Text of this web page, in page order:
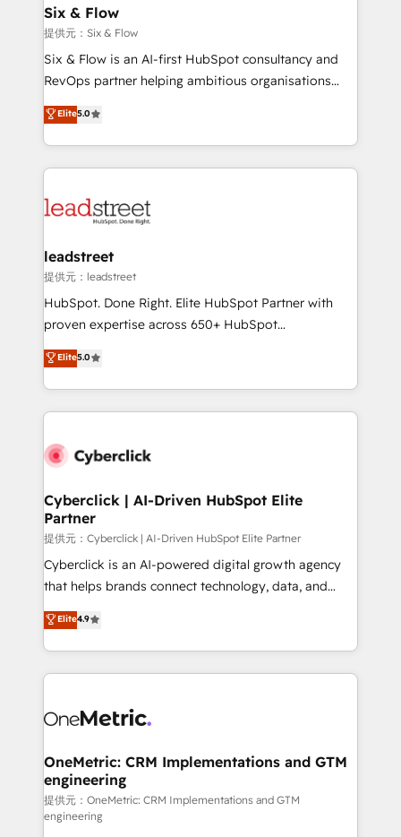
helps the following industries: logistics & 3PL, home
improvement & construction, branding and
commercialization, real estate, health, education,
SaaS, Software Dev & IT and consulting, make the
the United States, EU, UAE, Mexico and Latin
America. From casual user to super fan: make
Six & Flow
提供元：Six & Flow
Six & Flow is an AI-first HubSpot consultancy and
RevOps partner helping ambitious organisations
grow with clarity, confidence, and intelligence.
Operating across the UK, Netherlands, Ireland, and
Canada, we’ve delivered thousands of successful
HubSpot projects for mid-market and enterprise
combine HubSpot, data, and AI to design connected
and technology for predictable, scalable revenue
growth. Our expertise spans RevOps, CRM and data
architecture, AI enablement, and strategic marketing,
delivered through our proprietary FLAIR framework
Partner and ISO 27001:2022 certified consultancy,
we blend strategy, creativity, and technology to help
Elite5.0
leadstreet
提供元：leadstreet
HubSpot. Done Right. Elite HubSpot Partner with
proven expertise across 650+ HubSpot
implementations. With 12+ years of HubSpot
experience, we help you use the HubSpot platform
to its fullest capacity, improve your current HubSpot
website, or build your new one.
Elite5.0
Cyberclick | AI-Driven HubSpot Elite
Partner
提供元：Cyberclick | AI-Driven HubSpot Elite Partner
Cyberclick is an AI-powered digital growth agency
that helps brands connect technology, data, and
creativity to achieve measurable results. Founded in
Barcelona and operating across Spain, LATAM, and
the UK, we support global companies in building
smarter marketing, sales, and customer success
Iberia (Spain & Portugal), we combine human insight
growth. Our multidisciplinary team designs solutions
that simplify complexity, boost performance, and
turn innovation into real impact. 🌍 Highlights •
HubSpot Partner since 2012 • 2022 EMEA Impact
Elite4.9
OneMetric: CRM Implementations and GTM
engineering
提供元：OneMetric: CRM Implementations and GTM
engineering